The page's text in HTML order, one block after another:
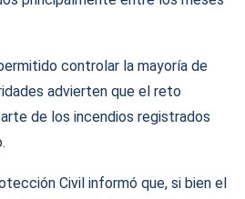
controlar la mayoría de
advierten que el reto
de los incendios registrados
Civil informó que, si bien el